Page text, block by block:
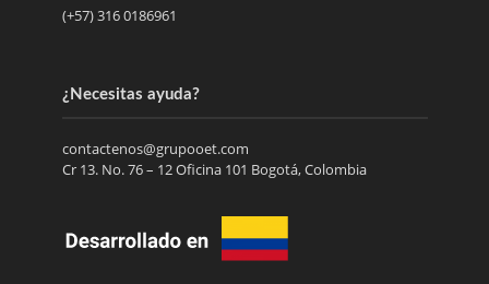
(+57) 316 0186961
¿Necesitas ayuda?
contactenos@grupooet.com
Cr 13. No. 76 – 12 Oficina 101 Bogotá, Colombia